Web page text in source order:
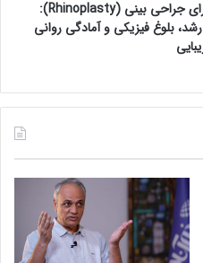
بهترین سن برای جراحی بینی (Rhinoplasty):
بلوغ فیزیکی و آمادگی روانی